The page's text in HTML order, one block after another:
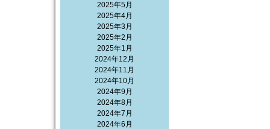
2025年5月
2025年4月
2025年3月
2025年2月
2025年1月
2024年12月
2024年11月
2024年10月
2024年9月
2024年8月
2024年7月
2024年6月